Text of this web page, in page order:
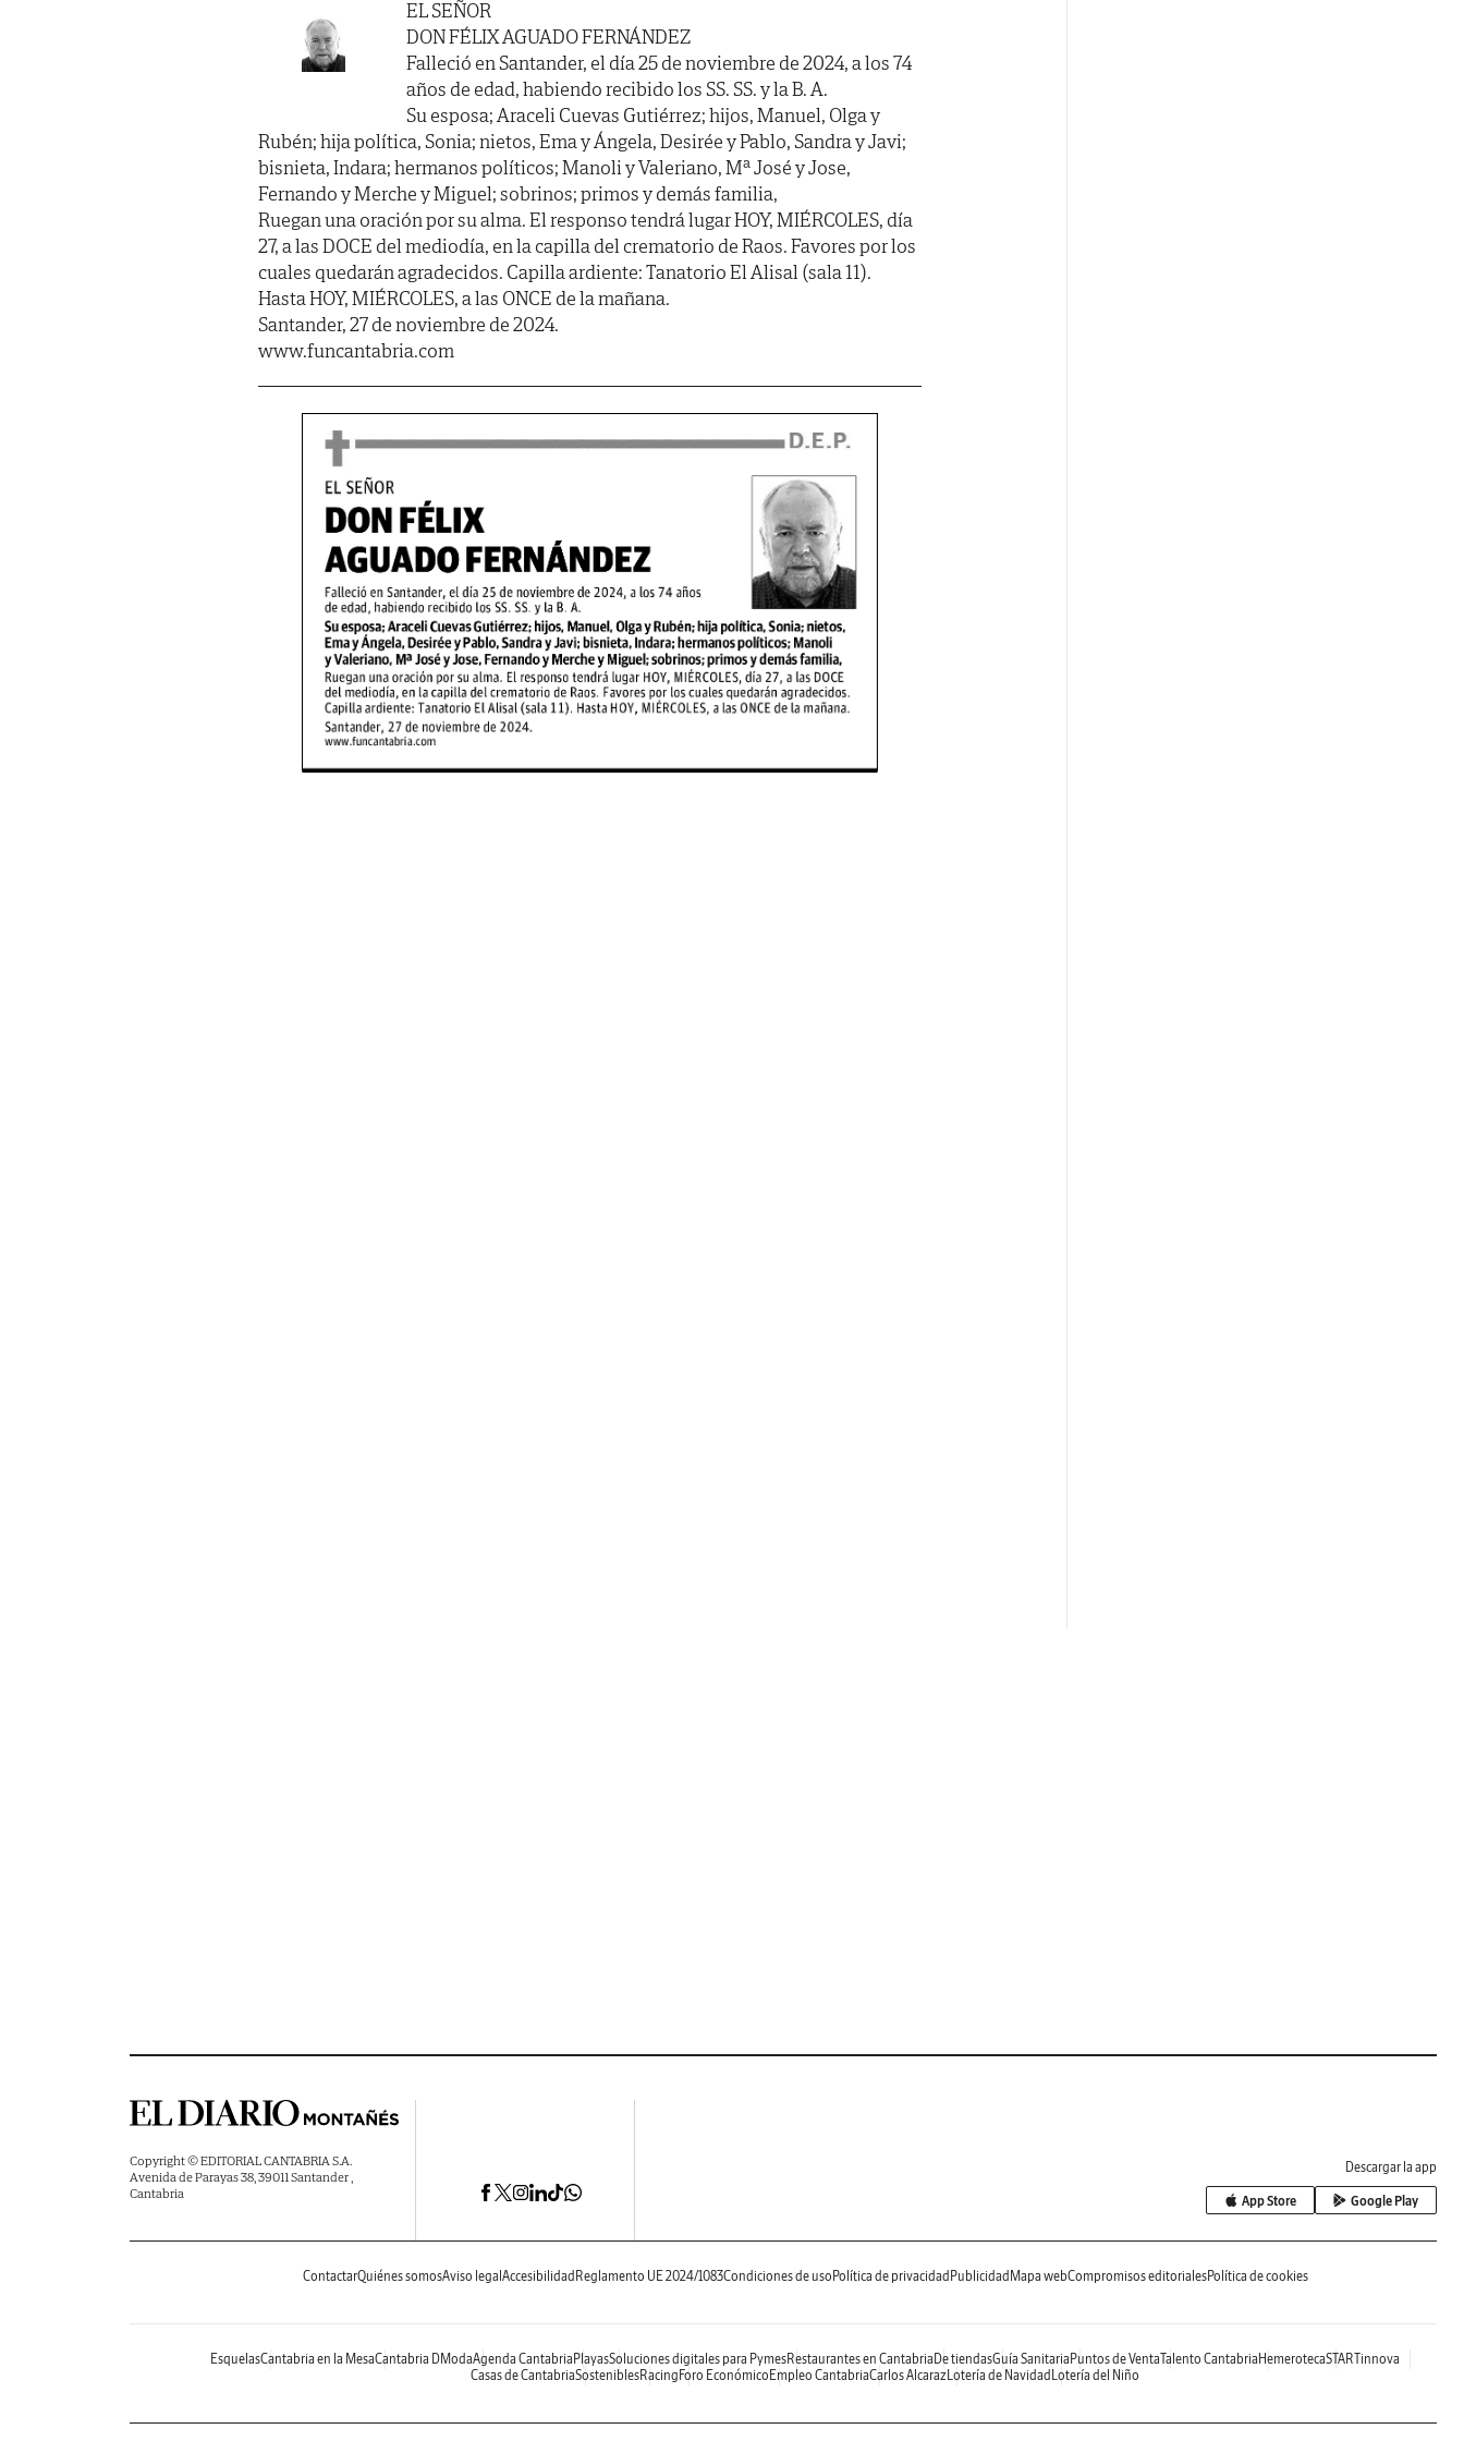
EL SEÑOR
DON FÉLIX AGUADO FERNÁNDEZ
Falleció en Santander, el día 25 de noviembre de 2024, a los 74
años de edad, habiendo recibido los SS. SS. y la B. A.
Su esposa; Araceli Cuevas Gutiérrez; hijos, Manuel, Olga y
Rubén; hija política, Sonia; nietos, Ema y Ángela, Desirée y Pablo, Sandra y Javi;
bisnieta, Indara; hermanos políticos; Manoli y Valeriano, Mª José y Jose,
Fernando y Merche y Miguel; sobrinos; primos y demás familia,
Ruegan una oración por su alma. El responso tendrá lugar HOY, MIÉRCOLES, día
27, a las DOCE del mediodía, en la capilla del crematorio de Raos. Favores por los
cuales quedarán agradecidos. Capilla ardiente: Tanatorio El Alisal (sala 11).
Hasta HOY, MIÉRCOLES, a las ONCE de la mañana.
Santander, 27 de noviembre de 2024.
www.funcantabria.com
Copyright © EDITORIAL CANTABRIA S.A.
Avenida de Parayas 38, 39011 Santander ,
Cantabria
Descargar la app
App Store Google Play
ContactarQuiénes somosAviso legal Accesibilidad Reglamento UE 2024/1083Condiciones de uso Política de privacidad Publicidad Mapa webCompromisos editorialesPolítica de cookies
EsquelasCantabria en la MesaCantabria DModaAgenda Cantabria PlayasSoluciones digitales para PymesRestaurantes en Cantabria De tiendasGuía Sanitaria Puntos de VentaTalento Cantabria HemerotecaSTARTinnova
Casas de CantabriaSosteniblesRacing Foro Económico Empleo CantabriaCarlos AlcarazLotería de Navidad Lotería del Niño